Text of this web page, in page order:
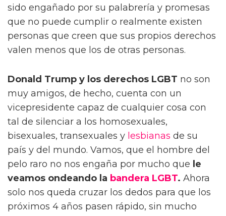
sido engañado por su palabrería y promesas
que no puede cumplir o realmente existen
personas que creen que sus propios derechos
valen menos que los de otras personas.
Donald Trump y los derechos LGBT no son
muy amigos, de hecho, cuenta con un
vicepresidente capaz de cualquier cosa con
tal de silenciar a los homosexuales,
bisexuales, transexuales y lesbianas de su
país y del mundo. Vamos, que el hombre del
pelo raro no nos engaña por mucho que le
veamos ondeando la bandera LGBT. Ahora
solo nos queda cruzar los dedos para que los
próximos 4 años pasen rápido, sin mucho